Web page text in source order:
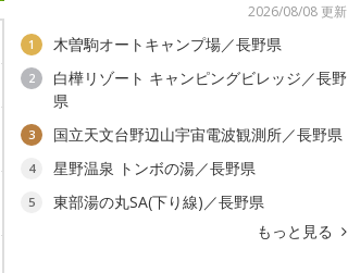
2026/08/08 更新
1 木曽駒オートキャンプ場／長野県
2
白樺リゾート キャンピングビレッジ／長野
県
3 国立天文台野辺山宇宙電波観測所／長野県
4 星野温泉 トンボの湯／長野県
5
東部湯の丸SA(下り線)／長野県
もっと見る